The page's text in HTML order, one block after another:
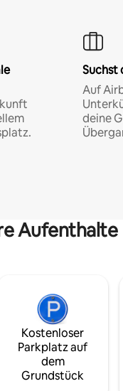
Suchst
Auf
deine
Aufenthalte
Kostenloser
Parkplatz auf
dem
Grundstück